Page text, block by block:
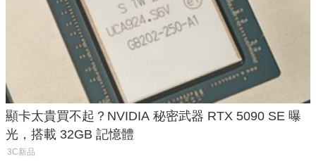
顯卡太貴買不起？NVIDIA 秘密武器 RTX 5090 SE 曝
光，搭載 32GB 記憶體
3C新品